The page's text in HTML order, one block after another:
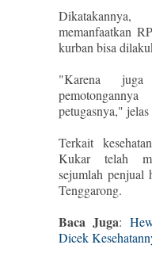
memanfaatkan
kurban bisa
"Karena
petugasnya,"
Terkait
Kukar telah
sejumlah penjual
Tenggarong.
Baca Juga:
Dicek